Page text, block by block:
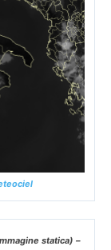
statica) –